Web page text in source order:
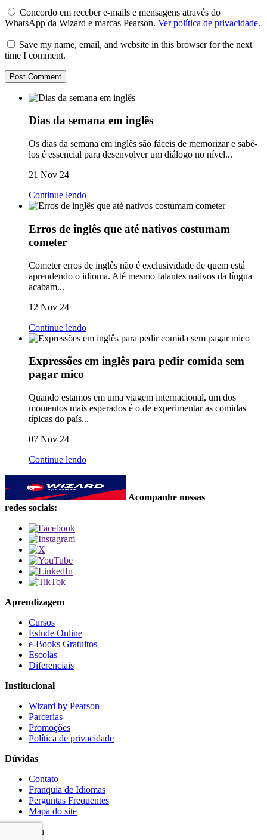
Concordo em receber e-mails e mensagens através do
WhatsApp da Wizard e marcas Pearson. Ver política de privacidade.
Save my name, email, and website in this browser for the next
time I comment.
Dias da semana em inglês
Os dias da semana em inglês são fáceis de memorizar e sabê-
los é essencial para desenvolver um diálogo no nível...
21 Nov 24
Continue lendo
Erros de inglês que até nativos costumam
cometer
Cometer erros de inglês não é exclusividade de quem está
aprendendo o idioma. Até mesmo falantes nativos da língua
acabam...
12 Nov 24
Continue lendo
Expressões em inglês para pedir comida sem
pagar mico
Quando estamos em uma viagem internacional, um dos
momentos mais esperados é o de experimentar as comidas
típicas do país...
07 Nov 24
Continue lendo
Acompanhe nossas
redes sociais:
Aprendizagem
Cursos
Estude Online
e-Books Gratuitos
Escolas
Diferenciais
Institucional
Wizard by Pearson
Parcerias
Promoções
Política de privacidade
Dúvidas
Contato
Franquia de Idiomas
Perguntas Frequentes
Mapa do site